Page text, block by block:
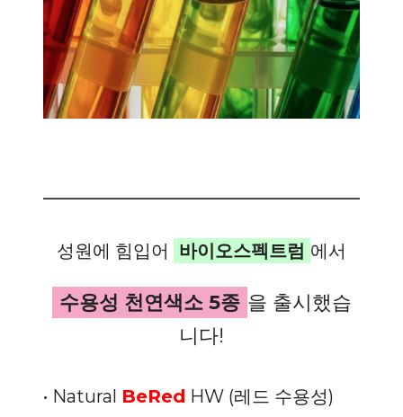
성원에 힘입어 바이오스펙트럼 에서
수용성 천연색소 5종 을 출시했습
니다!
• Natural BeRed HW (레드 수용성)